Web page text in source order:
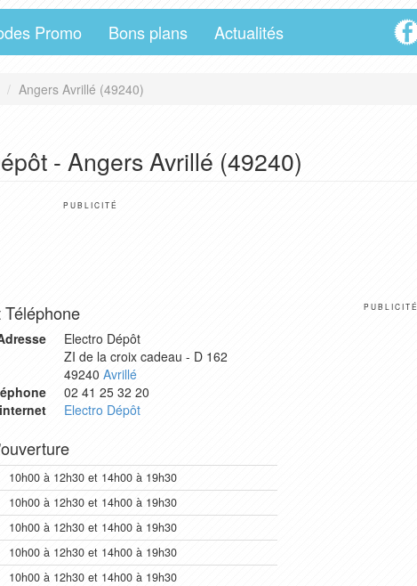
Promo Bons plans Actualités
Angers Avrillé (49240)
- Angers Avrillé (49240)
PUBLICITÉ
Electro Dépôt
ZI de la croix cadeau - D 162
49240 Avrillé
02 41 25 32 20
Electro Dépôt
10h00 à 12h30 et 14h00 à 19h30
10h00 à 12h30 et 14h00 à 19h30
10h00 à 12h30 et 14h00 à 19h30
10h00 à 12h30 et 14h00 à 19h30
10h00 à 12h30 et 14h00 à 19h30
PUBLICITÉ